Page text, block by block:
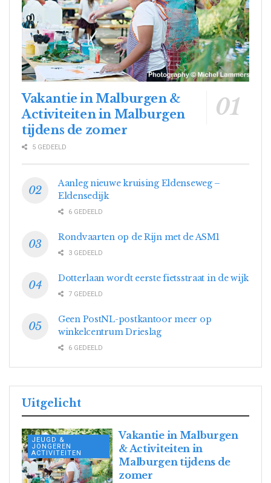
Vakantie in Malburgen &
Activiteiten in Malburgen
tijdens de zomer
5 GEDEELD
Aanleg nieuwe kruising Eldenseweg –
Eldensedijk
6 GEDEELD
Rondvaarten op de Rijn met de ASM1
3 GEDEELD
Dotterlaan wordt eerste fietsstraat in de wijk
7 GEDEELD
Geen PostNL-postkantoor meer op
winkelcentrum Drieslag
6 GEDEELD
Uitgelicht
JEUGD &
JONGEREN
ACTIVITEITEN
Vakantie in Malburgen
& Activiteiten in
Malburgen tijdens de
zomer